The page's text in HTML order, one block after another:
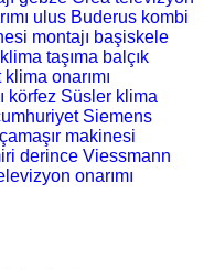
ulus Buderus kombi
montajı başiskele
taşıma balçık
onarımı
körfez Süsler klima
Siemens
makinesi
derince Viessmann
onarımı